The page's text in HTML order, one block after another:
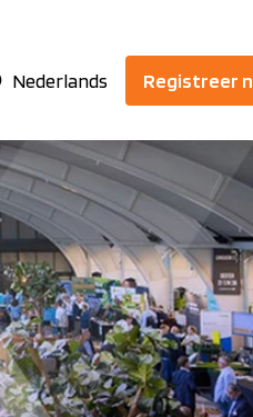
Nederlands Registreer